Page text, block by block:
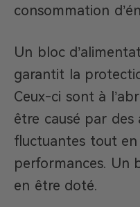
consommation
Un bloc
garantit la
Ceux-ci sont à
être causé par des
fluctuantes tout
performances. Un
en être doté.